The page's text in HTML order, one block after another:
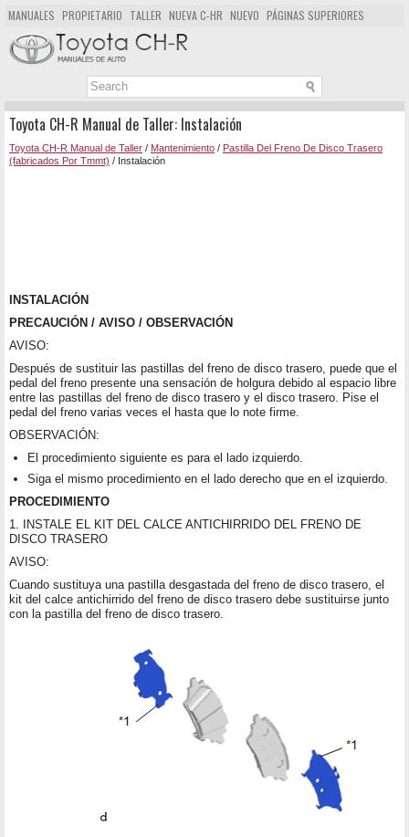
MANUALES PROPIETARIO TALLER NUEVA C-HR NUEVO PÁGINAS SUPERIORES
MAPA DEL SITIO
BUSCAR
Toyota CH-R Manual de Taller: Instalación
Toyota CH-R Manual de Taller / Mantenimiento / Pastilla Del Freno De Disco Trasero
(fabricados Por Tmmt) / Instalación
INSTALACIÓN
PRECAUCIÓN / AVISO / OBSERVACIÓN
AVISO:
Después de sustituir las pastillas del freno de disco trasero, puede que el
pedal del freno presente una sensación de holgura debido al espacio libre
entre las pastillas del freno de disco trasero y el disco trasero. Pise el
pedal del freno varias veces el hasta que lo note firme.
OBSERVACIÓN:
El procedimiento siguiente es para el lado izquierdo.
Siga el mismo procedimiento en el lado derecho que en el izquierdo.
PROCEDIMIENTO
1. INSTALE EL KIT DEL CALCE ANTICHIRRIDO DEL FRENO DE
DISCO TRASERO
AVISO:
Cuando sustituya una pastilla desgastada del freno de disco trasero, el
kit del calce antichirrido del freno de disco trasero debe sustituirse junto
con la pastilla del freno de disco trasero.